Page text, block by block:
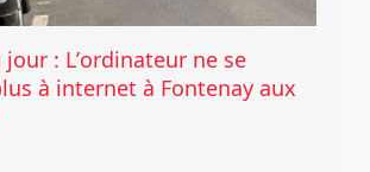
: L’ordinateur ne se
à internet à Fontenay aux